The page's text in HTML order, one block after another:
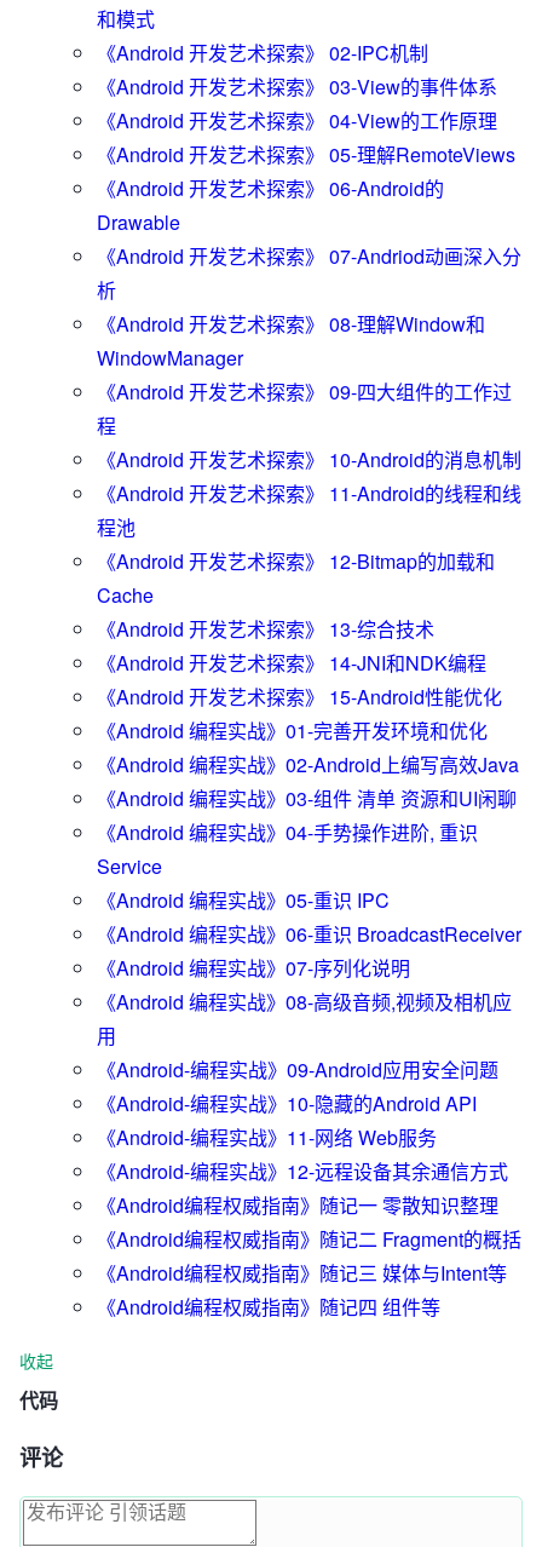
和模式
《Android 开发艺术探索》 02-IPC机制
《Android 开发艺术探索》 03-View的事件体系
《Android 开发艺术探索》 04-View的工作原理
《Android 开发艺术探索》 05-理解RemoteViews
《Android 开发艺术探索》 06-Android的
Drawable
《Android 开发艺术探索》 07-Andriod动画深入分
析
《Android 开发艺术探索》 08-理解Window和
WindowManager
《Android 开发艺术探索》 09-四大组件的工作过
程
《Android 开发艺术探索》 10-Android的消息机制
《Android 开发艺术探索》 11-Android的线程和线
程池
《Android 开发艺术探索》 12-Bitmap的加载和
Cache
《Android 开发艺术探索》 13-综合技术
《Android 开发艺术探索》 14-JNI和NDK编程
《Android 开发艺术探索》 15-Android性能优化
《Android 编程实战》01-完善开发环境和优化
《Android 编程实战》02-Android上编写高效Java
《Android 编程实战》03-组件 清单 资源和UI闲聊
《Android 编程实战》04-手势操作进阶, 重识
Service
《Android 编程实战》05-重识 IPC
《Android 编程实战》06-重识 BroadcastReceiver
《Android 编程实战》07-序列化说明
《Android 编程实战》08-高级音频,视频及相机应
用
《Android-编程实战》09-Android应用安全问题
《Android-编程实战》10-隐藏的Android API
《Android-编程实战》11-网络 Web服务
《Android-编程实战》12-远程设备其余通信方式
《Android编程权威指南》随记一 零散知识整理
《Android编程权威指南》随记二 Fragment的概括
《Android编程权威指南》随记三 媒体与Intent等
《Android编程权威指南》随记四 组件等
收起
代码
评论